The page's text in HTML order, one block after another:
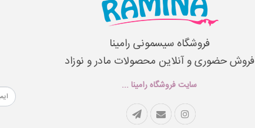
فروشگاه سیسمونی رامینا
فروش حضوری و آنلاین محصولات مادر و نوزاد
سایت فروشگاه رامینا ...